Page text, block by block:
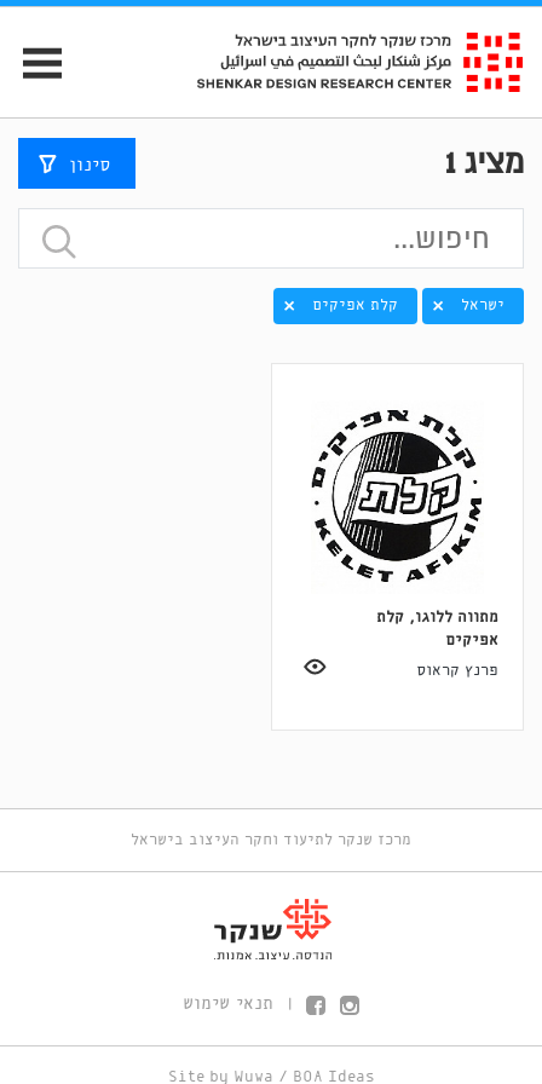
מציג1 סינון
ישראל קלת אפיקים
מתווה ללוגו, קלת
אפיקים
פרנץ קראוס
מרכז שנקר לתיעוד וחקר העיצוב בישראל
תנאי שימוש
Site by Wuwa / BOA Ideas